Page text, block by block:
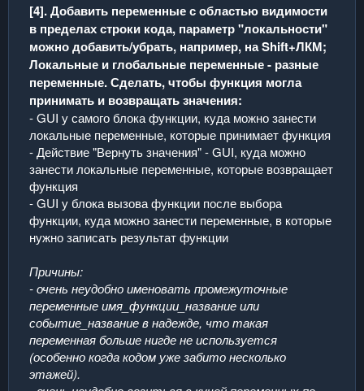
[4]. Добавить переменные с областью видимости
в пределах строки кода, параметр "локальности"
можно добавить/убрать, например, на Shift+ЛКМ;
Локальные и глобальные переменные - разные
переменные. Сделать, чтобы функция могла
принимать и возвращать значения:
- GUI у самого блока функции, куда можно занести
локальные переменные, которые принимает функция
- Действие "Вернуть значения" - GUI, куда можно
занести локальные переменные, которые возвращает
функция
- GUI у блока вызова функции после выбора
функции, куда можно занести переменные, в которые
нужно записать результат функции
Причины:
- очень неудобно именовать промежуточные
переменные имя_функции_название или
событие_название в надежде, что такая
переменная больше нигде не используется
(особенно когда кодом уже забито несколько
этажей).